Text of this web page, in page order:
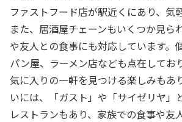
ファストフード店が駅近くにあり、気
また、居酒屋チェーンもいくつか見ら
や友人との食事にも対応しています。
パン屋、ラーメン店なども点在してお
気に入りの一軒を見つける楽しみもあ
いには、「ガスト」や「サイゼリヤ」
レストランもあり、家族での食事や友